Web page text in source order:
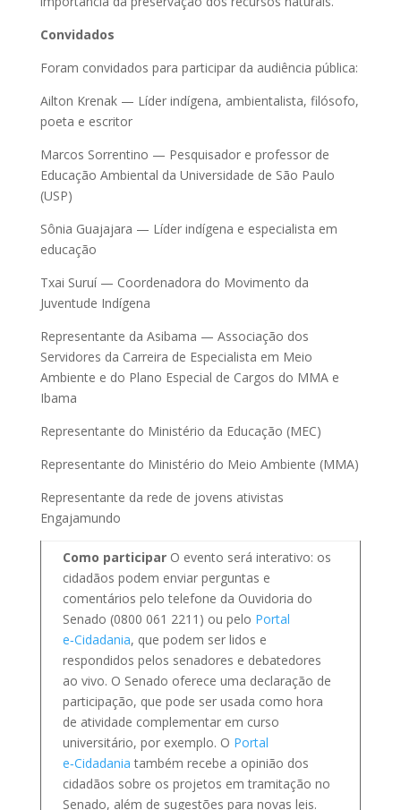
Convidados
Foram convidados para participar da audiência pública:
Ailton Krenak — Líder indígena, ambientalista, filósofo,
poeta e escritor
Marcos Sorrentino — Pesquisador e professor de
Educação Ambiental da Universidade de São Paulo
(USP)
Sônia Guajajara — Líder indígena e especialista em
educação
Txai Suruí — Coordenadora do Movimento da
Juventude Indígena
Representante da Asibama — Associação dos
Servidores da Carreira de Especialista em Meio
Ambiente e do Plano Especial de Cargos do MMA e
Ibama
Representante do Ministério da Educação (MEC)
Representante do Ministério do Meio Ambiente (MMA)
Representante da rede de jovens ativistas
Engajamundo
Como participarO evento será interativo: os
cidadãos podem enviar perguntas e
comentários pelo telefone da Ouvidoria do
Senado (0800 061 2211) ou pelo Portal
e‑Cidadania, que podem ser lidos e
respondidos pelos senadores e debatedores
ao vivo. O Senado oferece uma declaração de
participação, que pode ser usada como hora
de atividade complementar em curso
universitário, por exemplo. O Portal
e‑Cidadaniatambém recebe a opinião dos
cidadãos sobre os projetos em tramitação no
Senado, além de sugestões para novas leis.